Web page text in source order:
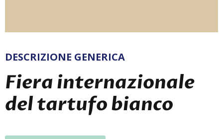
DESCRIZIONE GENERICA
Fiera internazionale
del tartufo bianco